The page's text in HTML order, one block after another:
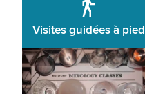
Visites guidées à pied